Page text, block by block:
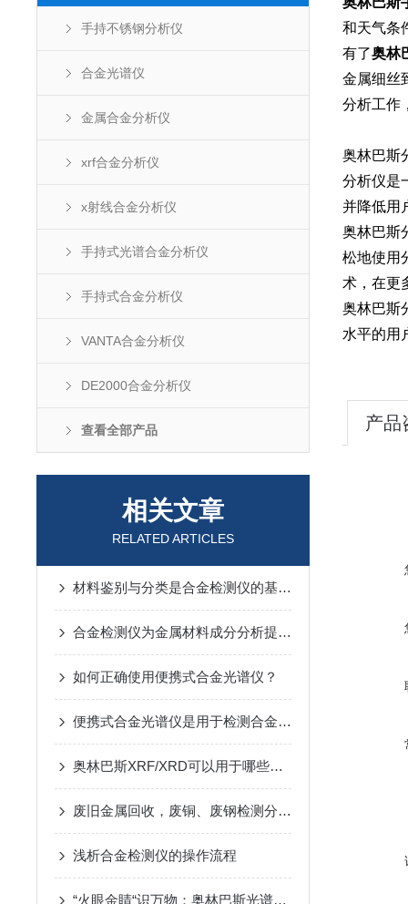
手持不锈钢分析仪
合金光谱仪
金属合金分析仪
xrf合金分析仪
x射线合金分析仪
手持式光谱合金分析仪
手持式合金分析仪
VANTA合金分析仪
DE2000合金分析仪
查看全部产品
相关文章
RELATED ARTICLES
材料鉴别与分类是合金检测仪的基础应用
合金检测仪为金属材料成分分析提供了一种快速的解决方案
如何正确使用便携式合金光谱仪？
便携式合金光谱仪是用于检测合金成分的光学仪器
奥林巴斯XRF/XRD可以用于哪些材料检测
废旧金属回收，废铜、废钢检测分析仪
浅析合金检测仪的操作流程
“火眼金睛“识万物：奥林巴斯光谱仪的神奇之处
和天气条
有了奥林
金属细丝
分析工作
奥林巴斯
分析仪是
并降低用
奥林巴斯
松地使用
术，在更
奥林巴斯
水平的用
产品